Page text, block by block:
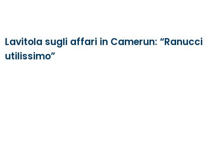
Lavitola sugli affari in Camerun: “Ranucci
utilissimo”